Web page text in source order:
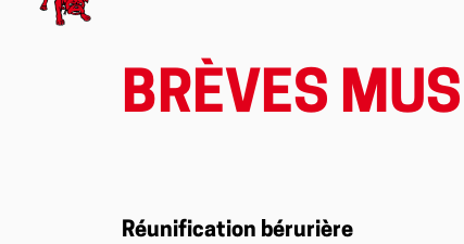
BRÈVES
Réunification bérurière